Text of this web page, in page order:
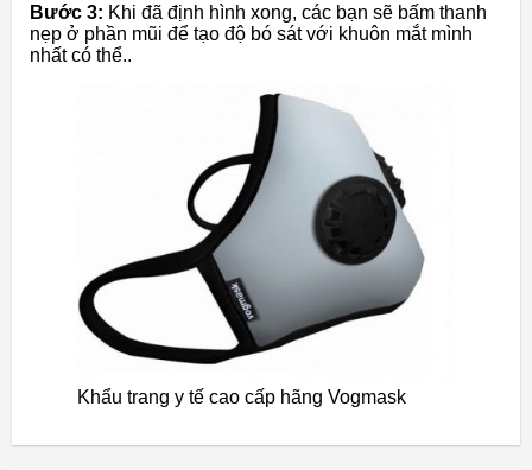
Bước 3: Khi đã định hình xong, các bạn sẽ bấm thanh
nẹp ở phần mũi để tạo độ bó sát với khuôn mắt mình
nhất có thể..
Khẩu trang y tế cao cấp hãng Vogmask